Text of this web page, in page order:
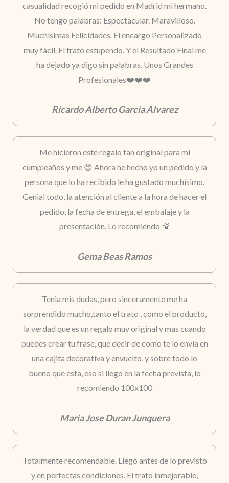
casualidad recogió mi pedido en Madrid mi hermano.
No tengo palabras: Espectacular. Maravilloso.
Muchísimas Felicidades. El encargo Personalizado
muy fácil. El trato estupendo. Y el Resultado Final me
ha dejado ya digo sin palabras. Unos Grandes
Profesionales❤️❤️❤️
Ricardo Alberto Garcia Alvarez
Me hicieron este regalo tan original para mi
cumpleaños y me 😍 Ahora he hecho yo un pedido y la
persona que lo ha recibido le ha gustado muchísimo.
Genial todo, la atención al cliente a la hora de hacer el
pedido, la fecha de entrega, el embalaje y la
presentación. Lo recomiendo 💯
Gema Beas Ramos
Tenia mis dudas, pero sinceramente me ha
sorprendido mucho,tanto el trato , como el producto,
la verdad que es un regalo muy original y mas cuando
puedes crear tu frase, que decir de como te lo envia en
una cajita decorativa y envuelto, y sobre todo lo
bueno que esta, eso si llego en la fecha prevista, lo
recomiendo 100x100
Maria Jose Duran Junquera
Totalmente recomendable. Llegó antes de lo previsto
y en perfectas condiciones. El trato inmejorable,